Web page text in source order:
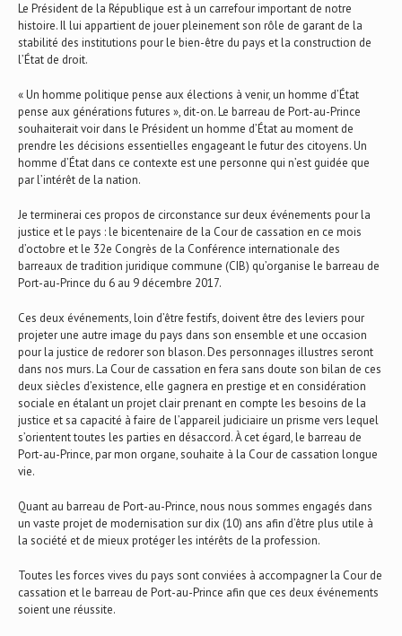
Le Président de la République est à un carrefour important de notre
histoire. Il lui appartient de jouer pleinement son rôle de garant de la
stabilité des institutions pour le bien-être du pays et la construction de
l’État de droit.
« Un homme politique pense aux élections à venir, un homme d’État
pense aux générations futures », dit-on. Le barreau de Port-au-Prince
souhaiterait voir dans le Président un homme d’État au moment de
prendre les décisions essentielles engageant le futur des citoyens. Un
homme d’État dans ce contexte est une personne qui n’est guidée que
par l’intérêt de la nation.
Je terminerai ces propos de circonstance sur deux événements pour la
justice et le pays : le bicentenaire de la Cour de cassation en ce mois
d’octobre et le 32e Congrès de la Conférence internationale des
barreaux de tradition juridique commune (CIB) qu’organise le barreau de
Port-au-Prince du 6 au 9 décembre 2017.
Ces deux événements, loin d’être festifs, doivent être des leviers pour
projeter une autre image du pays dans son ensemble et une occasion
pour la justice de redorer son blason. Des personnages illustres seront
dans nos murs. La Cour de cassation en fera sans doute son bilan de ces
deux siècles d’existence, elle gagnera en prestige et en considération
sociale en étalant un projet clair prenant en compte les besoins de la
justice et sa capacité à faire de l’appareil judiciaire un prisme vers lequel
s’orientent toutes les parties en désaccord. À cet égard, le barreau de
Port-au-Prince, par mon organe, souhaite à la Cour de cassation longue
vie.
Quant au barreau de Port-au-Prince, nous nous sommes engagés dans
un vaste projet de modernisation sur dix (10) ans afin d’être plus utile à
la société et de mieux protéger les intérêts de la profession.
Toutes les forces vives du pays sont conviées à accompagner la Cour de
cassation et le barreau de Port-au-Prince afin que ces deux événements
soient une réussite.